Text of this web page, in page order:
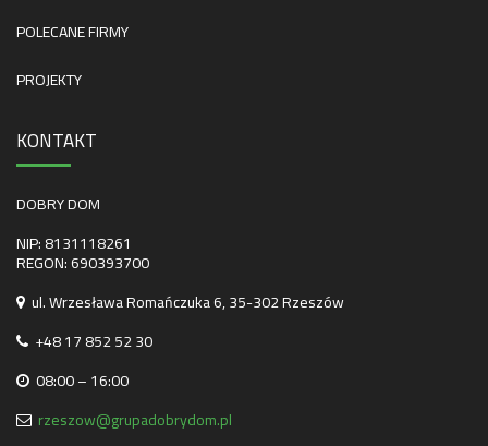
POLECANE FIRMY
PROJEKTY
KONTAKT
DOBRY DOM
NIP: 8131118261
REGON: 690393700
ul. Wrzesława Romańczuka 6, 35-302 Rzeszów
+48 17 852 52 30
08:00 – 16:00
rzeszow@grupadobrydom.pl